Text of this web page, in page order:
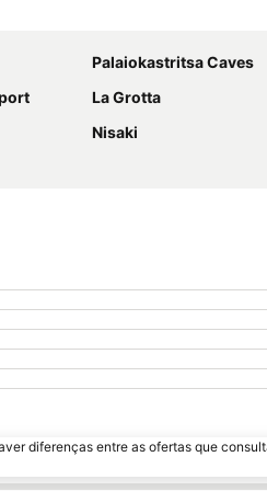
Palaiokastritsa Caves
La Grotta
Nisaki
diferenças entre as ofertas que